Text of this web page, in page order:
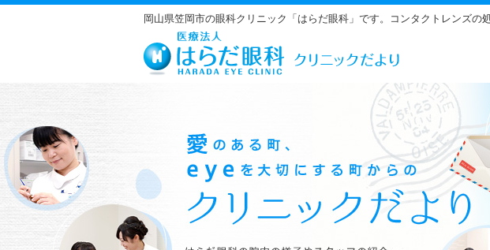
岡山県笠岡市の眼科クリニック「はらだ眼科」です。コンタクトレンズ